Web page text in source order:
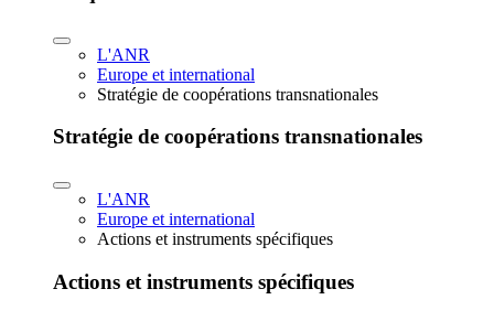
L'ANR
Europe et international
Stratégie de coopérations transnationales
Stratégie de coopérations transnationales
L'ANR
Europe et international
Actions et instruments spécifiques
Actions et instruments spécifiques